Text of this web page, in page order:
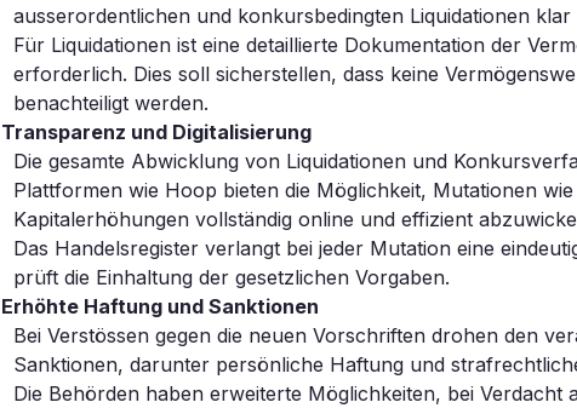
ausserordentlichen und konkursbedingten Liquidationen
Für Liquidationen ist eine detaillierte Dokumentation der
erforderlich. Dies soll sicherstellen, dass keine
benachteiligt werden.
Transparenz und Digitalisierung
Die gesamte Abwicklung von Liquidationen und
Plattformen wie Hoop bieten die Möglichkeit, Mutationen
Kapitalerhöhungen vollständig online und effizient
Das Handelsregister verlangt bei jeder Mutation eine
prüft die Einhaltung der gesetzlichen Vorgaben.
Erhöhte Haftung und Sanktionen
Bei Verstössen gegen die neuen Vorschriften drohen den
Sanktionen, darunter persönliche Haftung und
Die Behörden haben erweiterte Möglichkeiten, bei Verdacht